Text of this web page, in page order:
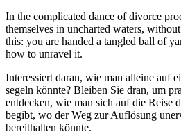
In the complicated dance of divorce
themselves in uncharted waters,
this: you are handed a tangled ball of
how to unravel it.
Interessiert daran, wie man alleine auf
segeln könnte? Bleiben Sie dran, um
entdecken, wie man sich auf die Reise
begibt, wo der Weg zur Auflösung
bereithalten könnte.